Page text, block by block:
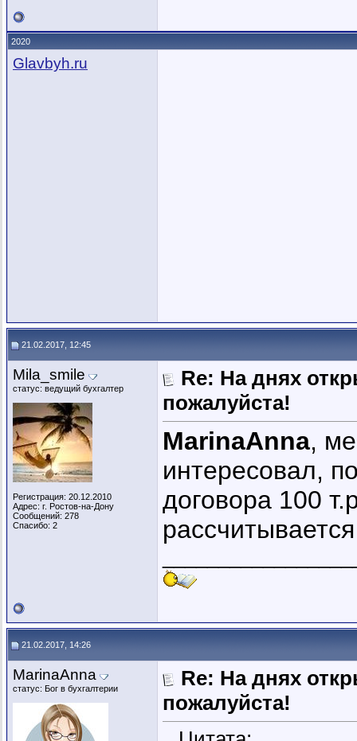
2020
Glavbyh.ru
21.02.2017, 12:45
Mila_smile
статус: ведущий бухгалтер
Регистрация: 20.12.2010
Адрес: г. Ростов-на-Дону
Сообщений: 278
Спасибо: 2
Re: На днях
пожалуйста!
MarinaAnna,
интересовал,
договора 100
21.02.2017, 14:26
MarinaAnna
статус: Бог в бухгалтерии
Re: На днях
пожалуйста!